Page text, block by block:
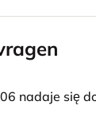
nadaje się